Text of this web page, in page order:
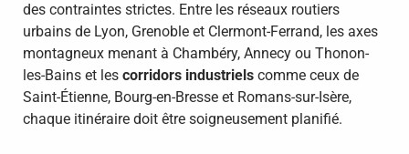
des contraintes strictes. Entre les réseaux routiers
urbains de Lyon, Grenoble et Clermont-Ferrand, les axes
montagneux menant à Chambéry, Annecy ou Thonon-
les-Bains et les corridors industriels comme ceux de
Saint-Étienne, Bourg-en-Bresse et Romans-sur-Isère,
chaque itinéraire doit être soigneusement planifié.